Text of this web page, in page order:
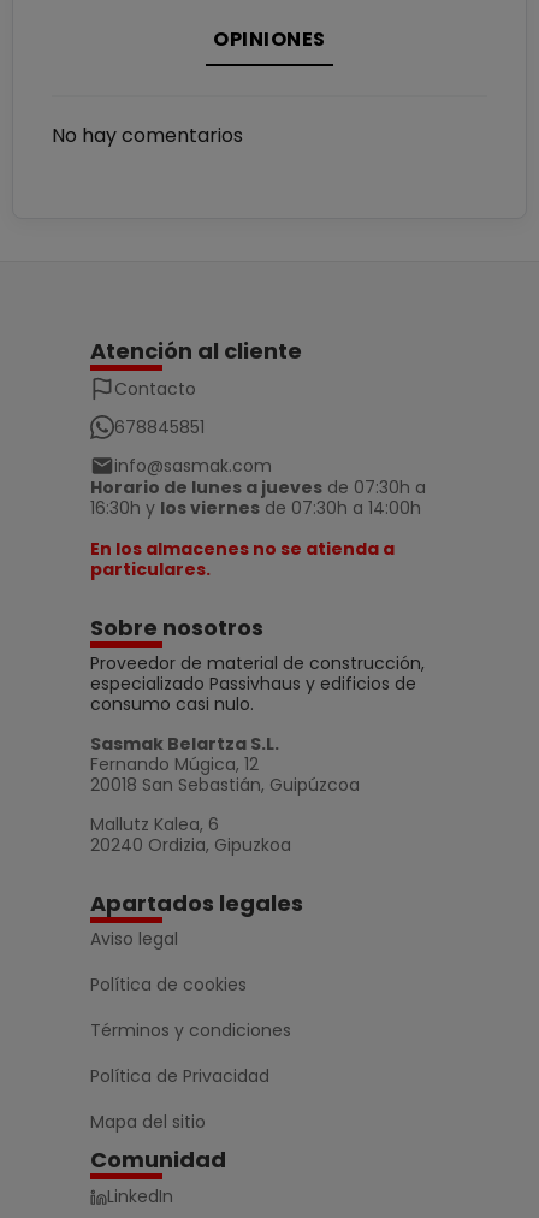
OPINIONES
No hay comentarios
Atención al cliente
Contacto
678845851
info@sasmak.com
Horario de lunes a jueves de 07:30h a
16:30h y los viernes de 07:30h a 14:00h
En los almacenes no se atienda a
particulares.
Sobre nosotros
Proveedor de material de construcción,
especializado Passivhaus y edificios de
consumo casi nulo.
Sasmak Belartza S.L.
Fernando Múgica, 12
20018 San Sebastián, Guipúzcoa
Mallutz Kalea, 6
20240 Ordizia, Gipuzkoa
Apartados legales
Aviso legal
Política de cookies
Términos y condiciones
Política de Privacidad
Mapa del sitio
Comunidad
LinkedIn